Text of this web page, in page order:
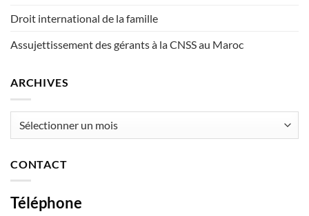
Droit international de la famille
Assujettissement des gérants à la CNSS au Maroc
ARCHIVES
CONTACT
Téléphone